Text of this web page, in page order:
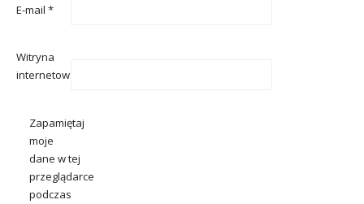
E-mail *
Witryna
internetowa
Zapamiętaj
moje
dane w tej
przeglądarce
podczas